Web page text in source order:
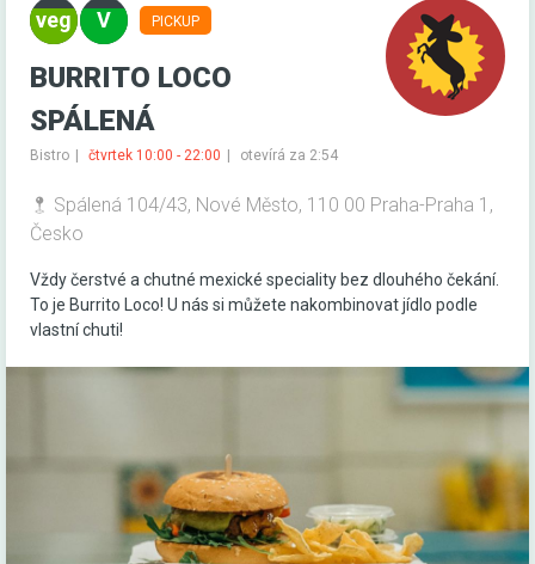
PICKUP
BURRITO LOCO
SPÁLENÁ
Bistro čtvrtek 10:00 - 22:00 otevírá za 2:54
Spálená 104/43, Nové Město, 110 00 Praha-Praha 1,
Česko
Vždy čerstvé a chutné mexické speciality bez dlouhého čekání.
To je Burrito Loco! U nás si můžete nakombinovat jídlo podle
vlastní chuti!